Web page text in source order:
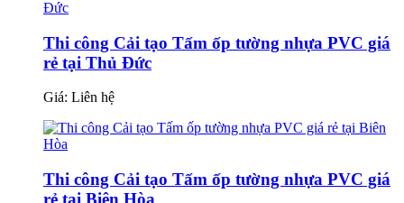
Thi công Cải tạo Tấm ốp tường nhựa PVC giá
rẻ tại Thủ Đức
Giá: Liên hệ
Thi công Cải tạo Tấm ốp tường nhựa PVC giá
rẻ tại Biên Hòa